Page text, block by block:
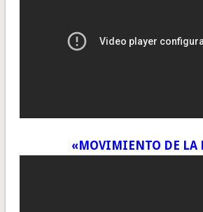
«MOVIMIENTO DE LA